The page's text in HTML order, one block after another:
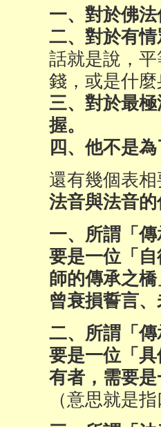
一、對於佛
二、對於有
話就是說，
錢，或是什
三、對於最
握。
四、他不是
還有幾個表
法音與法音
一、所謂「
要是一位「
師的傳承之
曾衰損誓言
二、所謂「
要是一位「
有者，需要
（意思就是